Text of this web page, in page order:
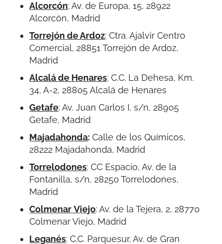
Alcorcón:Av. de Europa, 15, 28922
Alcorcón, Madrid
Torrejón de Ardoz:Ctra. Ajalvir Centro
Comercial, 28851 Torrejón de Ardoz,
Madrid
Alcalá de Henares: C.C. La Dehesa, Km.
34, A-2, 28805 Alcalá de Henares
Getafe:Av. Juan Carlos I, s/n, 28905
Getafe, Madrid
Majadahonda: Calle de los Químicos,
28222 Majadahonda, Madrid
Torrelodones:CC Espacio, Av. de la
Fontanilla, s/n, 28250 Torrelodones,
Madrid
Colmenar Viejo:Av. de la Tejera, 2, 28770
Colmenar Viejo, Madrid
Leganés:C.C. Parquesur, Av. de Gran